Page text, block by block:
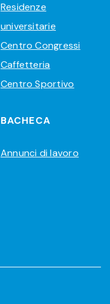
Residenze
universitarie
Centro Congressi
Caffetteria
Centro Sportivo
BACHECA
Annunci di lavoro